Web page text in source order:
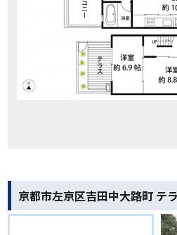
京都市左京区吉田中大路町 テ